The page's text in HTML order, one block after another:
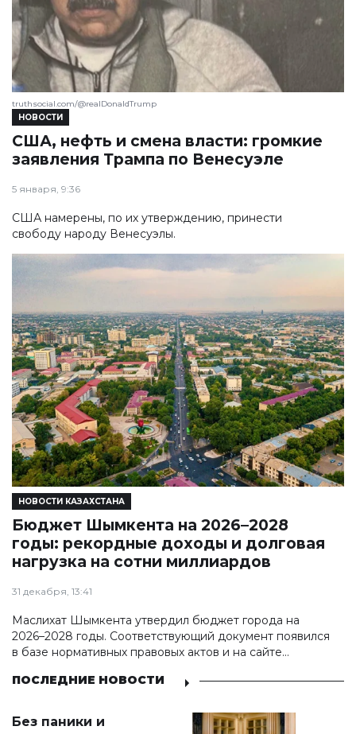
НОВОСТИ
США, нефть и смена власти: громкие
заявления Трампа по Венесуэле
5 января, 9:36
США намерены, по их утверждению, принести
свободу народу Венесуэлы.
truthsocial.com/@realDonaldTrump
НОВОСТИ КАЗАХСТАНА
Бюджет Шымкента на 2026–2028
годы: рекордные доходы и долговая
нагрузка на сотни миллиардов
31 декабря, 13:41
Маслихат Шымкента утвердил бюджет города на
2026–2028 годы. Соответствующий документ появился
в базе нормативных правовых актов и на сайте
ПОСЛЕДНИЕ НОВОСТИ
Без паники и